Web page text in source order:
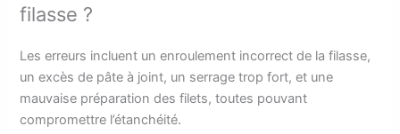
filasse ?
Les erreurs incluent un enroulement incorrect de la filasse,
un excès de pâte à joint, un serrage trop fort, et une
mauvaise préparation des filets, toutes pouvant
compromettre l’étanchéité.